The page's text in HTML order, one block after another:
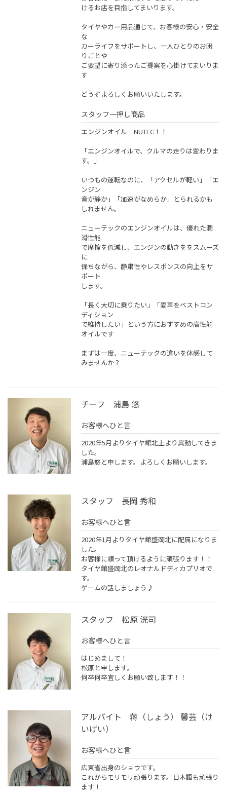
けるお店を目指してまいります。
タイヤやカー用品通じて、お客様の安心・安全
な
カーライフをサポートし、一人ひとりのお困
りごとや
ご要望に寄り添ったご提案を心掛けてまいりま
す
どうぞよろしくお願いいたします。
スタッフ一押し商品
エンジンオイル NUTEC！！
「エンジンオイルで、クルマの走りは変わりま
す。」
いつもの運転なのに、「アクセルが軽い」「エ
ンジン
音が静か」「加速がなめらか」とられるかも
しれません。
ニューテックのエンジンオイルは、優れた潤
滑性能
で摩擦を低減し、エンジンの動きををスムーズ
に
保ちながら、静粛性やレスポンスの向上をサ
ポート
します。
「長く大切に乗りたい」「愛車をベストコン
ディション
で維持したい」という方におすすめの高性能
オイルです
まずは一度、ニューテックの違いを体感して
みませんか？
チーフ 浦島 悠
お客様へひと言
2020年5月よりタイヤ館北上より異動してきま
した。
浦島悠と申します。よろしくお願いします。
スタッフ 長岡 秀和
お客様へひと言
2020年1月よりタイヤ館盛岡北に配属になりま
した。
お客様に頼って頂けるように頑張ります！！
タイヤ館盛岡北のレオナルドディカプリオで
す。
ゲームの話しましょう♪
スタッフ 松原 洸司
お客様へひと言
はじめまして！
松原と申します。
何卒何卒宜しくお願い致します！！
アルバイト 蒋（しょう） 馨芸（け
いげい）
お客様へひと言
広東省出身のショウです。
これからモリモリ頑張ります。日本語も頑張り
ます！